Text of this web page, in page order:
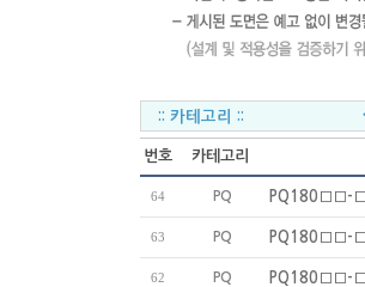
번호 카테고리
64 PQ PQ180□□-
63 PQ PQ180□□-
62 PQ PQ180□□-